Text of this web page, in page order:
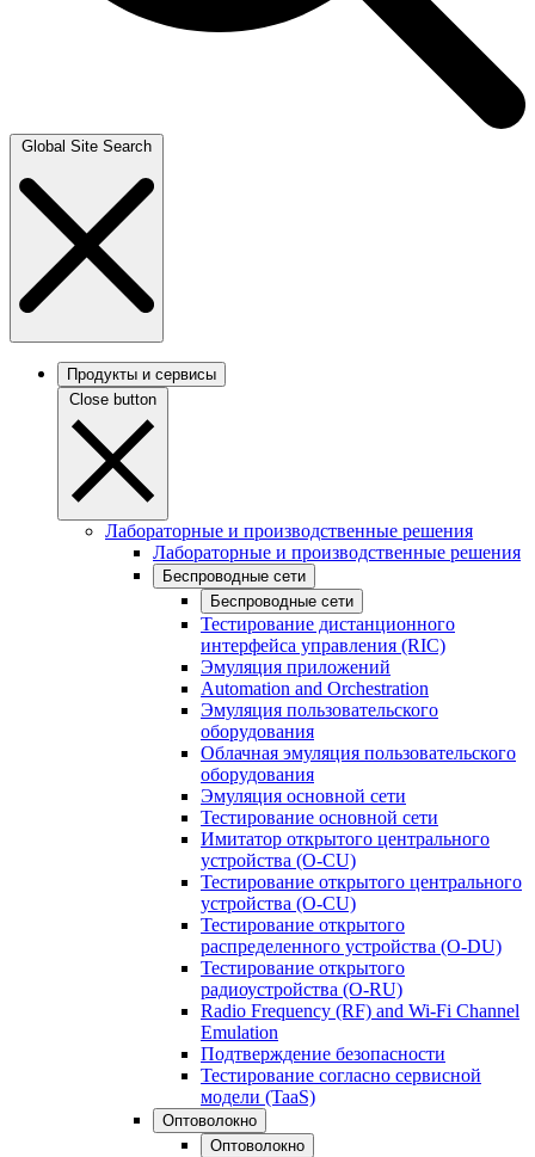
Global Site Search
Продукты и сервисы
Close button
Лабораторные и производственные решения
Лабораторные и производственные решения
Беспроводные сети
Беспроводные сети
Тестирование дистанционного
интерфейса управления (RIC)
Эмуляция приложений
Automation and Orchestration
Эмуляция пользовательского
оборудования
Облачная эмуляция пользовательского
оборудования
Эмуляция основной сети
Тестирование основной сети
Имитатор открытого центрального
устройства (O-CU)
Тестирование открытого центрального
устройства (O-CU)
Тестирование открытого
распределенного устройства (O-DU)
Тестирование открытого
радиоустройства (O-RU)
Radio Frequency (RF) and Wi-Fi Channel
Emulation
Подтверждение безопасности
Тестирование согласно сервисной
модели (TaaS)
Оптоволокно
Оптоволокно